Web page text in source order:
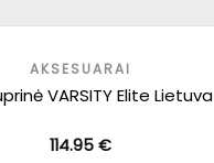
AKSESUARAI
VARSITY Elite Lietuva
114.95 €